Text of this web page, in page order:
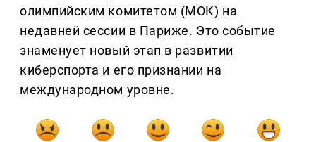
олимпийским комитетом (МОК) на
недавней сессии в Париже. Это событие
знаменует новый этап в развитии
киберспорта и его признании на
международном уровне.